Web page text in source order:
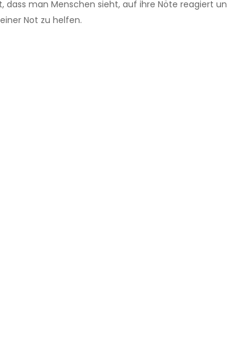
dass man Menschen sieht, auf ihre Nöte reagiert
Not zu helfen.